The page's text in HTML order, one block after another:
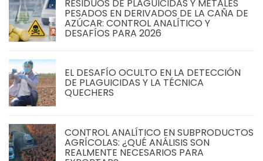
RESIDUOS DE PLAGUICIDAS Y METALES
PESADOS EN DERIVADOS DE LA CAÑA DE
AZÚCAR: CONTROL ANALÍTICO Y
DESAFÍOS PARA 2026
EL DESAFÍO OCULTO EN LA DETECCIÓN
DE PLAGUICIDAS Y LA TÉCNICA
QUECHERS
CONTROL ANALÍTICO EN SUBPRODUCTOS
AGRÍCOLAS: ¿QUÉ ANÁLISIS SON
REALMENTE NECESARIOS PARA